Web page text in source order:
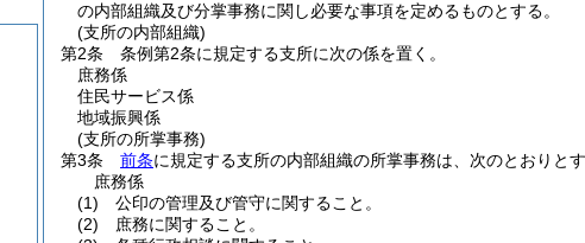
の内部組織及び分掌事務に関し必要な事項を定めるものとする。
(支所の内部組織)
第2条
条例第2条に規定する支所に次の係を置く。
庶務係
住民サービス係
地域振興係
(支所の所掌事務)
第3条
前条に規定する支所の内部組織の所掌事務は、次のとおりとす
庶務係
(1) 公印の管理及び管守に関すること。
(2) 庶務に関すること。